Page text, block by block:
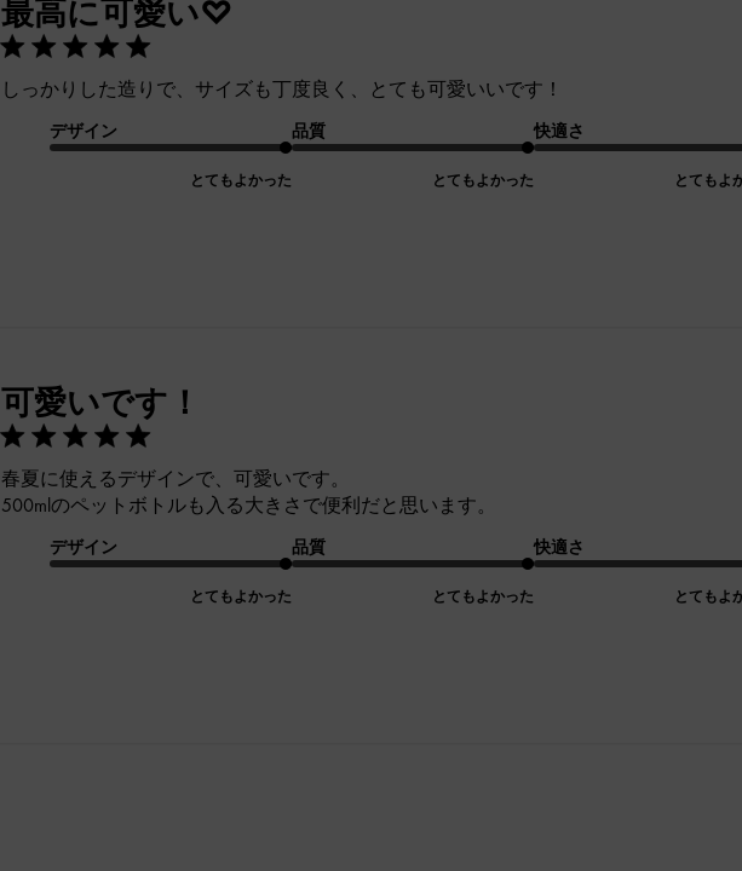
最高に可愛い♡
しっかりした造りで、サイズも丁度良く、とても可愛いいです！
デザイン
とてもよかった
品質
とてもよかった
快適さ
とてもよ
可愛いです！
春夏に使えるデザインで、可愛いです。
500mlのペットボトルも入る大きさで便利だと思います。
デザイン
とてもよかった
品質
とてもよかった
快適さ
とてもよ